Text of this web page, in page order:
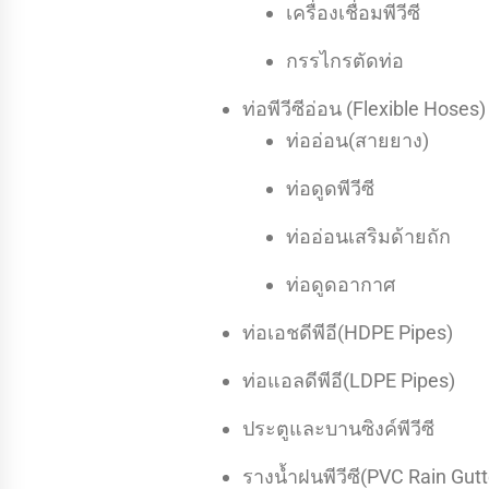
เครื่องเชื่อมพีวีซี
กรรไกรตัดท่อ
ท่อพีวีซีอ่อน (Flexible Hoses)
ท่ออ่อน(สายยาง)
ท่อดูดพีวีซี
ท่ออ่อนเสริมด้ายถัก
ท่อดูดอากาศ
ท่อเอชดีพีอี(HDPE Pipes)
ท่อแอลดีพีอี(LDPE Pipes)
ประตูและบานซิงค์พีวีซี
รางน้ำฝนพีวีซี(PVC Rain